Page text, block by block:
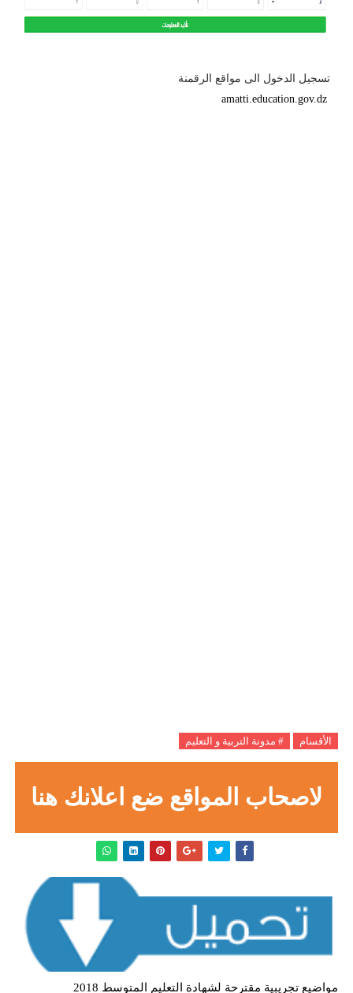
تسجيل الدخول الى مواقع الرقمنة
الأقسام # مدونة التربية و التعليم
لاصحاب المواقع ضع اعلانك هنا
مواضيع تجريبية مقترحة لشهادة التعليم المتوسط 2018